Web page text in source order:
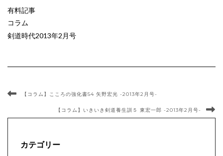
有料記事
コラム
剣道時代2013年2月号
【コラム】こころの強化書54 矢野宏光 -2013年2月号-
【コラム】いきいき剣道養生訓５ 東宏一郎 -2013年2月号-
カテゴリー